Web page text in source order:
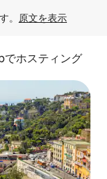
。 原文を表示
ホスティング